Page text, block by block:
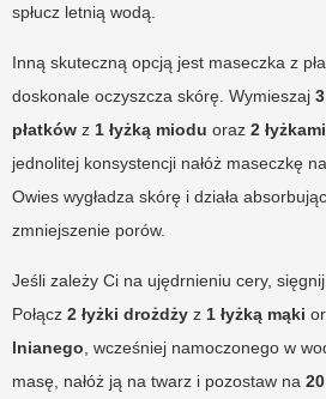
spłucz letnią wodą.
Inną skuteczną opcją jest maseczka z
doskonale oczyszcza skórę. Wymieszaj
płatków z 1 łyżką miodu oraz 2
jednolitej konsystencji nałóż maseczkę na
Owies wygładza skórę i działa
zmniejszenie porów.
Jeśli zależy Ci na ujędrnieniu cery,
Połącz 2 łyżki drożdży z 1 łyżką mąki
lnianego , wcześniej namoczonego w
masę, nałóż ją na twarz i pozostaw na